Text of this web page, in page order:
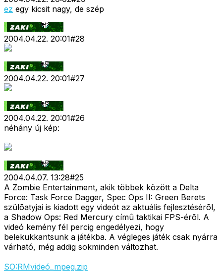
ez egy kicsit nagy, de szép
2004.04.22. 20:01#28
2004.04.22. 20:01#27
2004.04.22. 20:01#26
néhány új kép:
2004.04.07. 13:28#25
A Zombie Entertainment, akik többek között a Delta
Force: Task Force Dagger, Spec Ops II: Green Berets
szülõatyjai is kiadott egy videót az aktuális fejlesztésérõl,
a Shadow Ops: Red Mercury címû taktikai FPS-érõl. A
videó kemény fél percig engedélyezi, hogy
belekukkantsunk a játékba. A végleges játék csak nyárra
várható, még addig sokminden változhat.
SO:RMvideó_mpeg.zip